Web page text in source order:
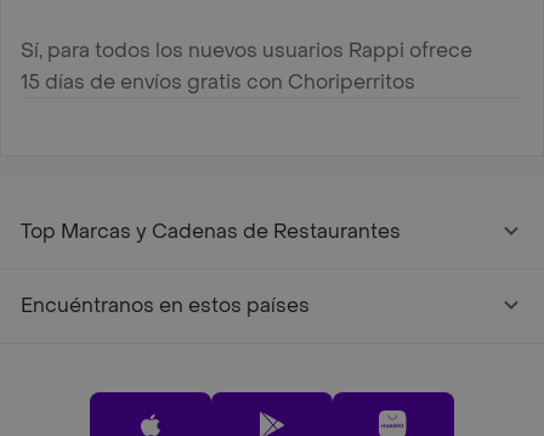
Sí, para todos los nuevos usuarios Rappi ofrece
15 días de envíos gratis con Choriperritos
Top Marcas y Cadenas de Restaurantes
Encuéntranos en estos países